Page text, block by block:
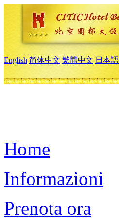
English 简体中文 繁體中文 日本語
Home
Informazioni
Prenota ora